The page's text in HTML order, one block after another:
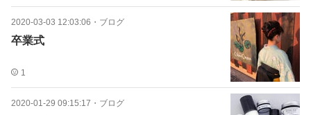
2020-03-03 12:03:06 ・ ブログ
卒業式
1
2020-01-29 09:15:17 ・ ブログ